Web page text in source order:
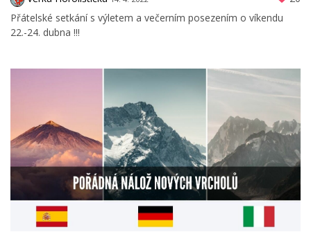
Přátelské setkání s výletem a večerním posezením o víkendu
22.-24. dubna !!!